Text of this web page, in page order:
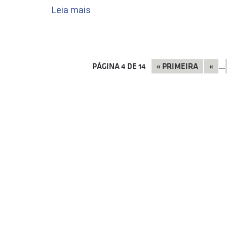
Leia mais
PÁGINA4 DE 14 « PRIMEIRA « ...